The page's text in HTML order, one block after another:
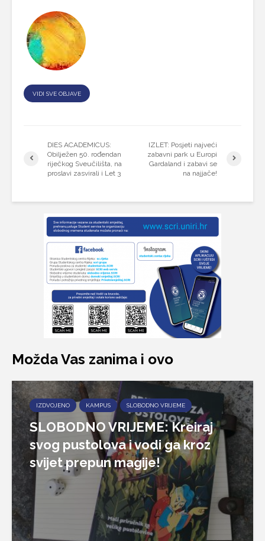
VIDI SVE OBJAVE
DIES ACADEMICUS:
Obilježen 50. rođendan
riječkog Sveučilišta, na
proslavi zasvirali i Let 3
IZLET: Posjeti najveći
zabavni park u Europi
Gardaland i zabavi se
na najjače!
Možda Vas zanima i ovo
IZDVOJENO KAMPUS SLOBODNO VRIJEME
SLOBODNO VRIJEME: Kreiraj
svog pustolova i vodi ga kroz
svijet prepun magije!